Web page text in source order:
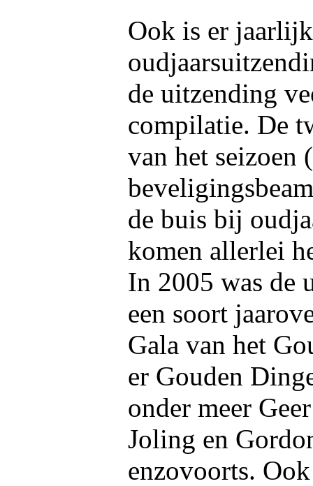
Ook is er
de uitzending
compilatie. De
van het seizoen
de buis bij
komen allerlei
In 2005 was de
een soort
Gala van het
er Gouden
onder meer
Joling en
enzovoorts.